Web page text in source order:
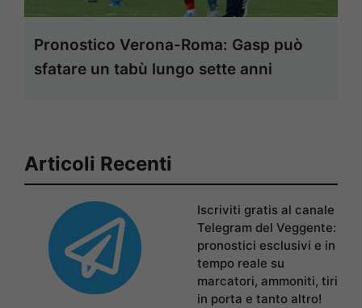
Pronostico Verona-Roma: Gasp può
sfatare un tabù lungo sette anni
Articoli Recenti
Iscriviti gratis al canale
Telegram del Veggente:
pronostici esclusivi e in
tempo reale su
marcatori, ammoniti, tiri
in porta e tanto altro!